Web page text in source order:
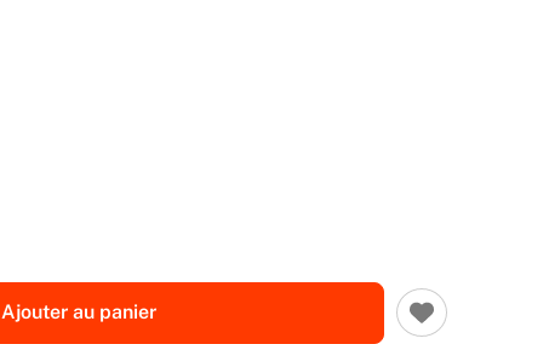
Ajouter au panier